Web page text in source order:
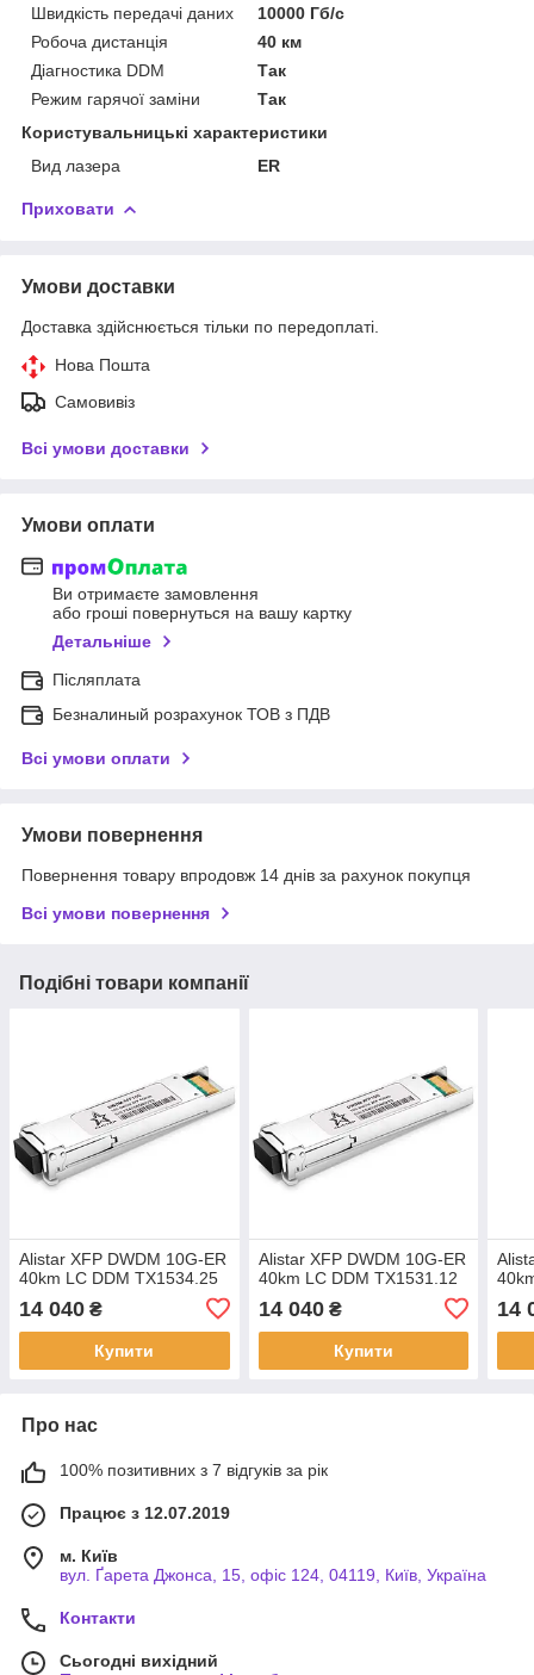
Швидкість передачі даних
10000 Гб/с
Робоча дистанція
40 км
Діагностика DDM
Так
Режим гарячої заміни
Так
Користувальницькі характеристики
Вид лазера
ER
Приховати
Умови доставки
Доставка здійснюється тільки по передоплаті.
Нова Пошта
Самовивіз
Всі умови доставки
Умови оплати
Ви отримаєте замовлення
або гроші повернуться на вашу картку
Детальніше
Післяплата
Безналиный розрахунок ТОВ з ПДВ
Всі умови оплати
Умови повернення
Повернення товару впродовж 14 днів за рахунок покупця
Всі умови повернення
Подібні товари компанії
Alistar XFP DWDM 10G-ER
40km LC DDM TX1534.25
14 040 ₴
Купити
Alistar XFP DWDM 10G-ER
40km LC DDM TX1531.12
14 040₴
Купити
14
Про нас
100% позитивних з 7 відгуків за рік
Працює з 12.07.2019
м. Київ
вул. Ґарета Джонса, 15, офіс 124, 04119, Київ, Україна
Контакти
Сьогодні вихідний